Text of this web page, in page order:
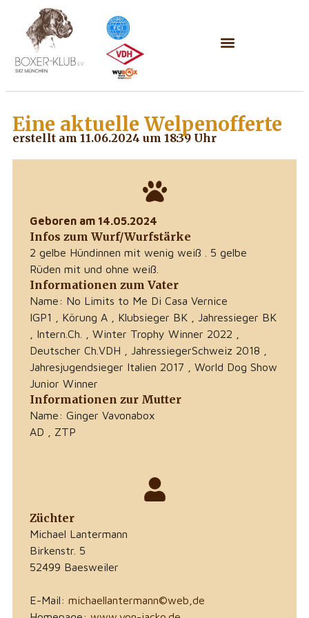
Eine aktuelle Welpenofferte
erstellt am 11.06.2024 um 18:39 Uhr
Geboren am 14.05.2024
Infos zum Wurf/Wurfstärke
2 gelbe Hündinnen mit wenig weiß . 5 gelbe
Rüden mit und ohne weiß.
Informationen zum Vater
Name: No Limits to Me Di Casa Vernice
IGP1 , Körung A , Klubsieger BK , Jahressieger BK
, Intern.Ch. , Winter Trophy Winner 2022 ,
Deutscher Ch.VDH , JahressiegerSchweiz 2018 ,
Jahresjugendsieger Italien 2017 , World Dog Show
Junior Winner
Informationen zur Mutter
Name: Ginger Vavonabox
AD , ZTP
Züchter
Michael Lantermann
Birkenstr. 5
52499 Baesweiler
E-Mail: michaellantermann©web,de